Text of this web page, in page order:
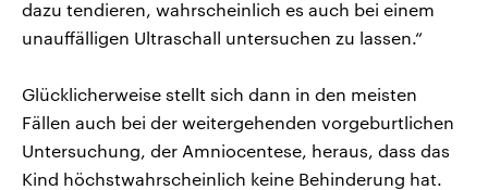
dazu tendieren, wahrscheinlich es auch bei einem
unauffälligen Ultraschall untersuchen zu lassen.“
Glücklicherweise stellt sich dann in den meisten
Fällen auch bei der weitergehenden vorgeburtlichen
Untersuchung, der Amniocentese, heraus, dass das
Kind höchstwahrscheinlich keine Behinderung hat.